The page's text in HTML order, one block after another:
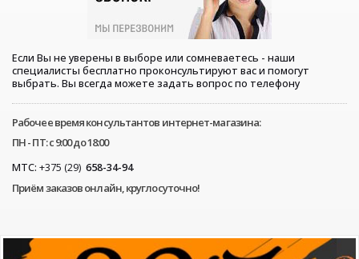
Если Вы не уверены в выборе или сомневаетесь - наши
специалисты бесплатно проконсультируют вас и помогут
выбрать. Вы всегда можете задать вопрос по телефону
Рабочее время консультантов интернет-магазина:
ПН - ПТ: с 9:00 до 18:00
МТС: +375 (29) 658-34-94
Приём заказов онлайн, круглосуточно!